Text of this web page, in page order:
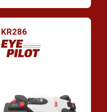
KR286